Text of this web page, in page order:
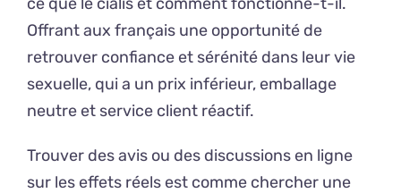
Offrant aux français une opportunité de
retrouver confiance et sérénité dans leur vie
sexuelle, qui a un prix inférieur, emballage
neutre et service client réactif.
Trouver des avis ou des discussions en ligne
sur les effets réels est comme chercher une